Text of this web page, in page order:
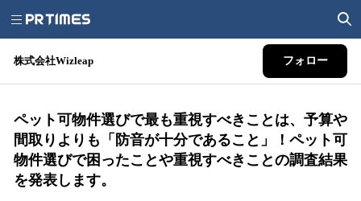
株式会社Wizleap フォロー
ペット可物件選びで最も重視すべきことは、予算や
間取りよりも「防音が十分であること」！ペット可
物件選びで困ったことや重視すべきことの調査結果
を発表します。